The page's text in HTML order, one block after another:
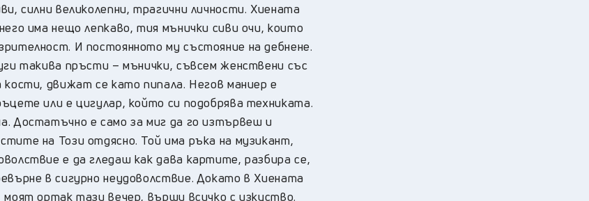
силни великолепни, трагични личности. Хиената
има нещо лепкаво, тия мънички сиви очи, които
И постоянното му състояние на дебнене.
такива пръсти – мънички, съвсем женствени със
движат се като пипала. Негов маниер е
или е цигулар, който си подобрява техниката.
Достатъчно е само за миг да го изтървеш и
на Този отдясно. Той има ръка на музикант,
е да гледаш как дава картите, разбира се,
в сигурно неудоволствие. Докато в Хиената
ортак тази вечер, върши всичко с изкуство.